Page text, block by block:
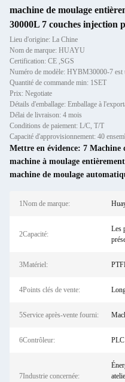
machine de moulage
30000L 7 couches injection
Lieu d'origine: La Chine
Nom de marque: HUAYU
Certification: CE ,SGS
Numéro de modèle: HYBM30000-7 est
Quantité de commande min: 1SET
Prix: Negotiate
Détails d'emballage: Emballage à
Délai de livraison: 4 mois
Conditions de paiement: L/C, T/T
Capacité d'approvisionnement: 40
Mettre en évidence: 7 Machine
machine à moulage
machine de moulage
1Nom de marque:
2Capacité:
Les
3Matériel:
4Points clés de vente:
5Service après-vente fourni:
6Contrôleur: PLC
7Industrie concernée: